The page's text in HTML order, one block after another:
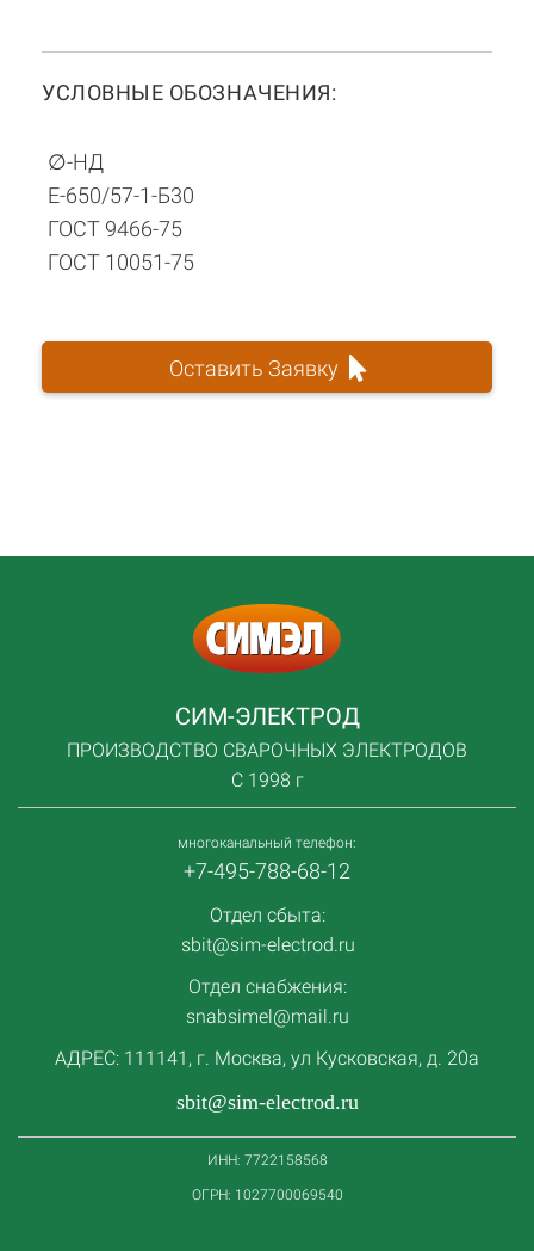
УСЛОВНЫЕ ОБОЗНАЧЕНИЯ:
∅-НД
Е-650/57-1-Б30
ГОСТ 9466-75
ГОСТ 10051-75
Оставить Заявку
СИМ-ЭЛЕКТРОД
ПРОИЗВОДСТВО СВАРОЧНЫХ ЭЛЕКТРОДОВ
С 1998 г
многоканальный телефон:
+7-495-788-68-12
Отдел сбыта:
sbit@sim-electrod.ru
Отдел снабжения:
snabsimel@mail.ru
АДРЕС: 111141, г. Москва, ул Кусковская, д. 20а
sbit@sim-electrod.ru
ИНН: 7722158568
ОГРН: 1027700069540